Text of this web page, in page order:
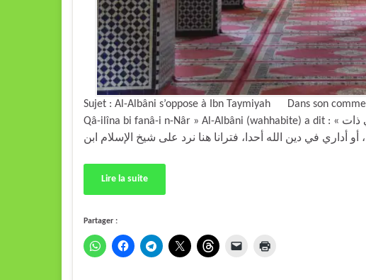
Sujet : Al-Albâni s’oppose à Ibn Taymiyah Dans son
Qâ-ilîna bi fanâ-i n-Nâr » Al-Albâni (wahhabite) a dit : « وهذا هو السبب الذي يحملني على أن لا أحابي في ذات
Lire la suite
Partager :